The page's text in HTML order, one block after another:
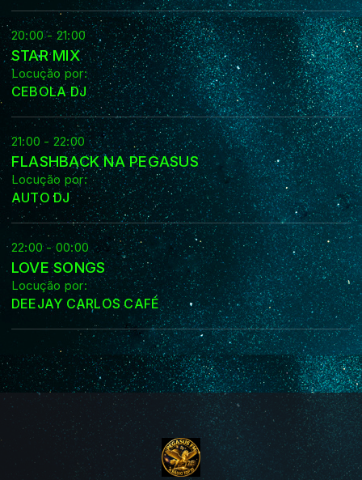
20:00 - 21:00
STAR MIX
Locução por:
CEBOLA DJ
21:00 - 22:00
FLASHBACK NA PEGASUS
Locução por:
AUTO DJ
22:00 - 00:00
LOVE SONGS
Locução por:
DEEJAY CARLOS CAFÉ